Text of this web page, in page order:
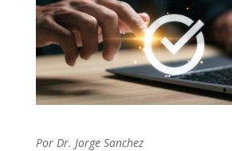
Por Dr. Jorge Sanchez